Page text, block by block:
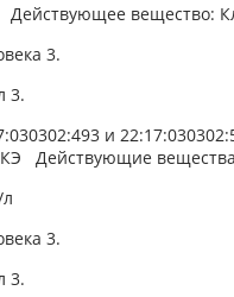
вещество:
3.
3.
и
Действующие
3.
3.